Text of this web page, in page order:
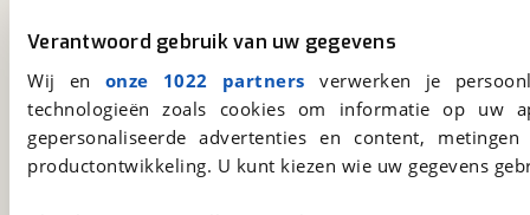
Verantwoord gebruik van uw gegevens
Wij en onze 1022 partners verwerken je
technologieën zoals cookies om informatie op
gepersonaliseerde advertenties en content,
productontwikkeling. U kunt kiezen wie uw gegevens
viaBOVAG.nl app
Altijd het meest recente aanbod bij de hand.
Download 'm nu.